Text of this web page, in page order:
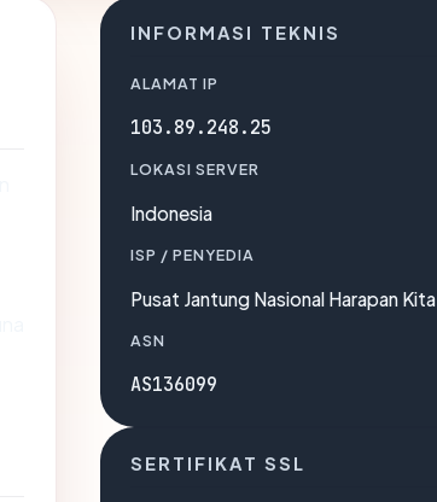
INFORMASI TEKNIS
ALAMAT IP
103.89.248.25
LOKASI SERVER
Indonesia
ISP / PENYEDIA
Pusat Jantung Nasional Harapan Kita
ASN
AS136099
SERTIFIKAT SSL